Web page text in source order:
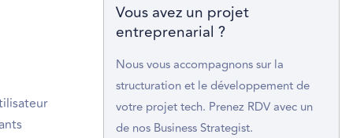
Vous avez un projet
entreprenarial ?
Nous vous accompagnons sur la
structuration et le développement de
votre projet tech. Prenez RDV avec un
de nos Business Strategist.